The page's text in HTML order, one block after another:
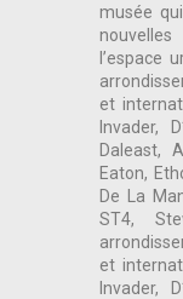
musée
l’espace
et
Invader,
Daleast,
Eaton,
De La
ST4,
et
Invader,